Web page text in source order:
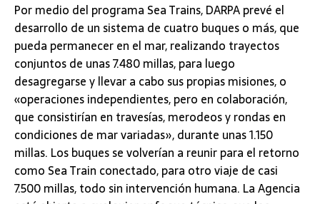
Por medio del programa Sea Trains, DARPA prevé el
desarrollo de un sistema de cuatro buques o más, que
pueda permanecer en el mar, realizando trayectos
conjuntos de unas 7.480 millas, para luego
desagregarse y llevar a cabo sus propias misiones, o
«operaciones independientes, pero en colaboración,
que consistirían en travesías, merodeos y rondas en
condiciones de mar variadas», durante unas 1.150
millas. Los buques se volverían a reunir para el retorno
como Sea Train conectado, para otro viaje de casi
7.500 millas, todo sin intervención humana. La Agencia